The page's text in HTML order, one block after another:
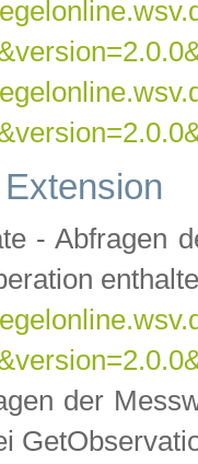
- Abfragen
der